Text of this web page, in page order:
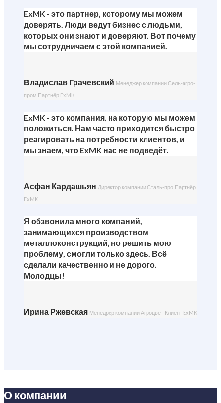
ExMK - это партнер, которому мы можем
доверять. Люди ведут бизнес с людьми,
которых они знают и доверяют. Вот почему
мы сотрудничаем с этой компанией.
Владислав Грачевский Менеджер компании Сель-агро-
пром Партнёр ExMK
ExMK - это компания, на которую мы можем
положиться. Нам часто приходится быстро
реагировать на потребности клиентов, и
мы знаем, что ExMK нас не подведёт.
Асфан Кардашьян Директор компании Сталь-про Партнёр
ExMK
Я обзвонила много компаний,
занимающихся производством
металлоконструкций, но решить мою
проблему, смогли только здесь. Всё
сделали качественно и не дорого.
Молодцы!
Ирина Ржевская Менедрер компании Агроцвет Клиент ExMK
О компании